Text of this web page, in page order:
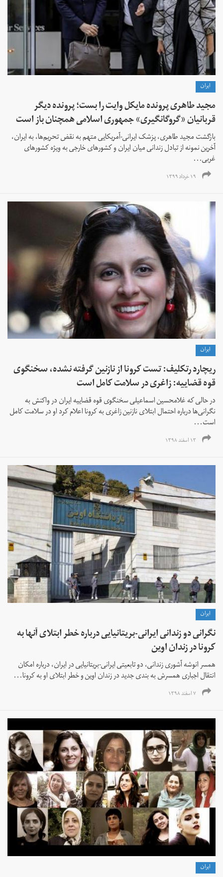
ايران
مجید طاهری پرونده مایکل وایت را بست؛ پرونده دیگر
قربانیان «گروگانگیری» جمهوری اسلامی همچنان باز است
بازگشت مجید طاهری، پزشک ایرانی-آمریکایی متهم به نقض تحریم‌ها، به ایران،
آخرین نمونه از تبادل زندانی میان ایران و کشورهای خارجی به ویژه کشورهای
غربی...
۱۹ خرداد ۱۳۹۹
ايران
ریچارد رتکلیف: تست کرونا از نازنین گرفته نشده، سخنگوی
قوه قضاییه: زاغری در سلامت کامل است
در حالی که غلامحسین اسماعیلی سخنگوی قوه قضاییه ایران در واکنش به
نگرانی‌ها درباره احتمال ابتلای نازنین زاغری به کرونا اعلام کرد او در سلامت کامل
است...
۱۳ اسفند ۱۳۹۸
ايران
نگرانی دو زندانی ایرانی-بریتانیایی درباره خطر ابتلای آنها به
کرونا در زندان اوین
همسر انوشه آشوری زندانی، دو تابعیتی ایرانی-بریتانیایی در ایران، درباره امکان
انتقال اجباری همسرش به بندی جدید در زندان اوین و خطر ابتلای او به کرونا...
۷ اسفند ۱۳۹۸
ايران